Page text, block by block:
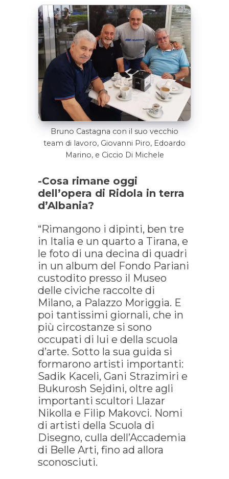
Bruno Castagna con il suo vecchio
team di lavoro, Giovanni Piro, Edoardo
Marino, e Ciccio Di Michele
-Cosa rimane oggi
dell’opera di Ridola in terra
d’Albania?
“Rimangono i dipinti, ben tre
in Italia e un quarto a Tirana, e
le foto di una decina di quadri
in un album del Fondo Pariani
custodito presso il Museo
delle civiche raccolte di
Milano, a Palazzo Moriggia. E
poi tantissimi giornali, che in
più circostanze si sono
occupati di lui e della scuola
d’arte. Sotto la sua guida si
formarono artisti importanti:
Sadik Kaceli, Gani Strazimiri e
Bukurosh Sejdini, oltre agli
importanti scultori Llazar
Nikolla e Filip Makovci. Nomi
di artisti della Scuola di
Disegno, culla dell’Accademia
di Belle Arti, fino ad allora
sconosciuti.